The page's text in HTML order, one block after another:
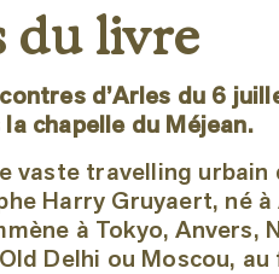
du livre
d’Arles du 6
chapelle du Méjean.
vaste travelling urbain
Harry Gruyaert, né à
à Tokyo, Anvers,
Delhi ou Moscou, au